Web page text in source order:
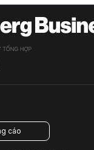
cáo